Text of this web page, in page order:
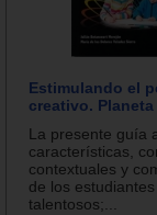
Estimulando el
creativo. Planeta
La presente guía
características,
contextuales y
de los
talentosos;...